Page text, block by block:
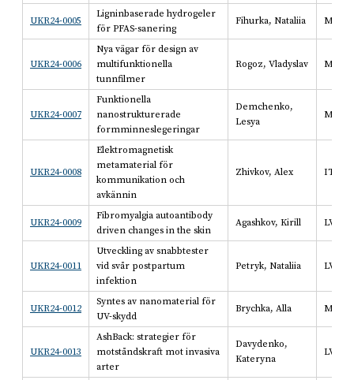
UKR24-0005
Ligninbaserade hydrogeler
för PFAS-sanering
Fihurka, Nataliia MV
UKR24-0006
Nya vägar för design av
multifunktionella
tunnfilmer
Rogoz, Vladyslav MV
UKR24-0007
Funktionella
nanostrukturerade
formminneslegeringar
Demchenko,
Lesya
MV
UKR24-0008
Elektromagnetisk
metamaterial för
kommunikation och
avkännin
Zhivkov, Alex IT
UKR24-0009
Fibromyalgia autoantibody
driven changes in the skin
Agashkov, Kirill LV
UKR24-0011
Utveckling av snabbtester
vid svår postpartum
infektion
Petryk, Nataliia LV
UKR24-0012
Syntes av nanomaterial för
UV-skydd
Brychka, Alla MV
UKR24-0013
AshBack: strategier för
motståndskraft mot invasiva
arter
Davydenko,
Kateryna
LV